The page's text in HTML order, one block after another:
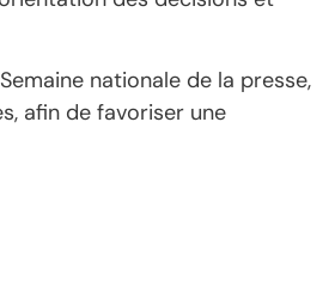
nationale de la presse,
afin de favoriser une